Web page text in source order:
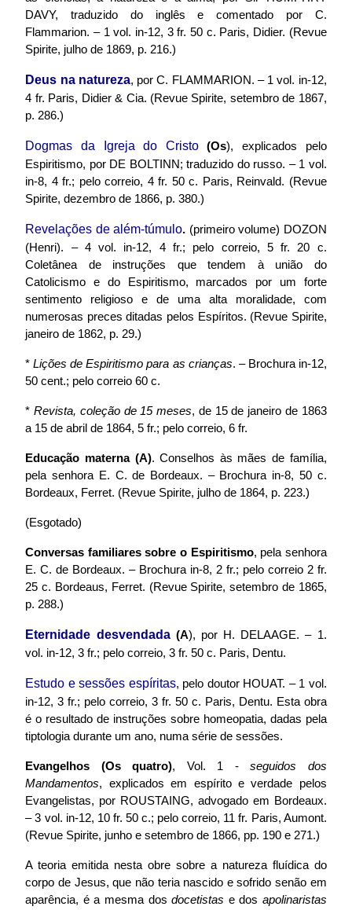
DAVY, traduzido do inglês e comentado por C.
Flammarion. – 1 vol. in-12, 3 fr. 50 c. Paris, Didier. (Revue
Spirite, julho de 1869, p. 216.)
Deus na natureza, por C. FLAMMARION. – 1 vol. in-12,
4 fr. Paris, Didier & Cia. (Revue Spirite, setembro de 1867,
p. 286.)
Dogmas da Igreja do Cristo(Os), explicados pelo
Espiritismo, por DE BOLTINN; traduzido do russo. – 1 vol.
in-8, 4 fr.; pelo correio, 4 fr. 50 c. Paris, Reinvald. (Revue
Spirite, dezembro de 1866, p. 380.)
Revelações de além-túmulo. (primeiro volume) DOZON
(Henri). – 4 vol. in-12, 4 fr.; pelo correio, 5 fr. 20 c.
Coletânea de instruções que tendem à união do
Catolicismo e do Espiritismo, marcados por um forte
sentimento religioso e de uma alta moralidade, com
numerosas preces ditadas pelos Espíritos. (Revue Spirite,
janeiro de 1862, p. 29.)
*Lições de Espiritismo para as crianças. – Brochura in-12,
50 cent.; pelo correio 60 c.
*Revista, coleção de 15 meses, de 15 de janeiro de 1863
a 15 de abril de 1864, 5 fr.; pelo correio, 6 fr.
Educação materna (A). Conselhos às mães de família,
pela senhora E. C. de Bordeaux. – Brochura in-8, 50 c.
Bordeaux, Ferret. (Revue Spirite, julho de 1864, p. 223.)
(Esgotado)
Conversas familiares sobre o Espiritismo, pela senhora
E. C. de Bordeaux. – Brochura in-8, 2 fr.; pelo correio 2 fr.
25 c. Bordeaus, Ferret. (Revue Spirite, setembro de 1865,
p. 288.)
Eternidade desvendada(A), por H. DELAAGE. – 1.
vol. in-12, 3 fr.; pelo correio, 3 fr. 50 c. Paris, Dentu.
Estudo e sessões espíritas, pelo doutor HOUAT. – 1 vol.
in-12, 3 fr.; pelo correio, 3 fr. 50 c. Paris, Dentu. Esta obra
é o resultado de instruções sobre homeopatia, dadas pela
tiptologia durante um ano, numa série de sessões.
Evangelhos (Os quatro), Vol. 1 -seguidos dos
Mandamentos, explicados em espírito e verdade pelos
Evangelistas, por ROUSTAING, advogado em Bordeaux.
– 3 vol. in-12, 10 fr. 50 c.; pelo correio, 11 fr. Paris, Aumont.
(Revue Spirite, junho e setembro de 1866, pp. 190 e 271.)
A teoria emitida nesta obre sobre a natureza fluídica do
corpo de Jesus, que não teria nascido e sofrido senão em
aparência, é a mesma dosdocetistas e dos apolinaristas